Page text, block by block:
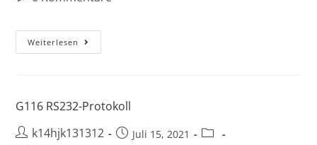
Weiterlesen
G116 RS232-Protokoll
k14hjk131312
Juli 15, 2021